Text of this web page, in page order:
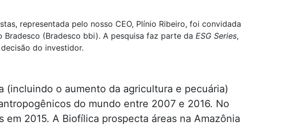
representada pelo nosso CEO, Plínio Ribeiro, foi convidada
(Bradesco bbi). A pesquisa faz parte da ESG Series,
do investidor.
(incluindo o aumento da agricultura e pecuária)
do mundo entre 2007 e 2016. No
2015. A Biofílica prospecta áreas na Amazônia